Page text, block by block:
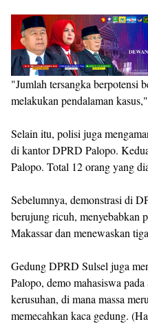
"Jumlah tersangka berpotensi
melakukan pendalaman
Selain itu, polisi juga
di kantor DPRD Palopo.
Palopo. Total 12 orang yang
Sebelumnya, demonstrasi di
berujung ricuh, menyebabkan
Makassar dan menewaskan
Gedung DPRD Sulsel juga
Palopo, demo mahasiswa
kerusuhan, di mana massa
memecahkan kaca gedung.